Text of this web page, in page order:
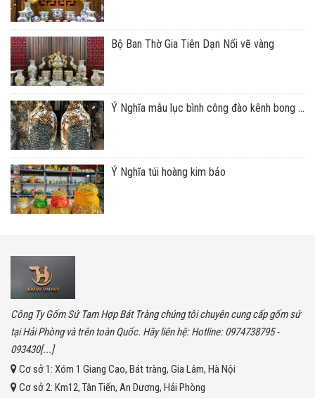
Bộ Ban Thờ Gia Tiên Dạn Nổi vẽ vàng
Ý Nghĩa mẫu lục bình công đào kênh bong ...
Ý Nghĩa túi hoàng kim bảo
Công Ty Gốm Sứ Tam Hợp Bát Tràng chúng tôi chuyên cung cấp gốm sứ
tại Hải Phòng và trên toàn Quốc. Hãy liên hệ: Hotline: 0974738795 -
093430[...]
Cơ sở 1: Xóm 1 Giang Cao, Bát tràng, Gia Lâm, Hà Nội
Cơ sở 2: Km12, Tân Tiến, An Dương, Hải Phòng